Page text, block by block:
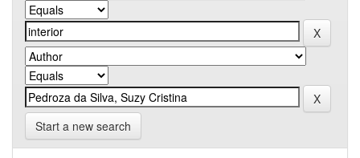
Start a new search